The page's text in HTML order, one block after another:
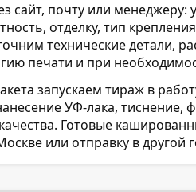
сайт, почту или
отделку, тип
технические детали,
печати и при
запускаем тираж в
УФ-лака, тиснение,
Готовые
или отправку в другой